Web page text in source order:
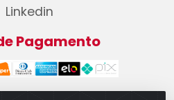
Linkedin
Pagamento